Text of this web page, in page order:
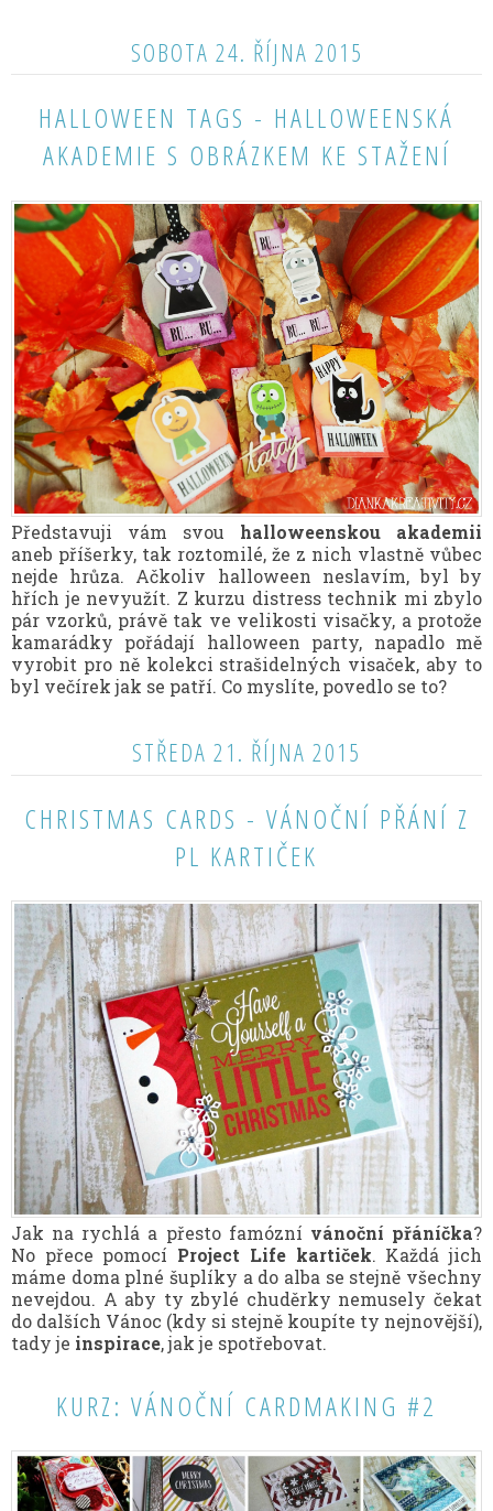
SOBOTA 24. ŘÍJNA 2015
HALLOWEEN TAGS - HALLOWEENSKÁ
AKADEMIE S OBRÁZKEM KE STAŽENÍ
Představuji vám svou halloweenskou akademii
aneb příšerky, tak roztomilé, že z nich vlastně vůbec
nejde hrůza. Ačkoliv halloween neslavím, byl by
hřích je nevyužít. Z kurzu distress technik mi zbylo
pár vzorků, právě tak ve velikosti visačky, a protože
kamarádky pořádají halloween party, napadlo mě
vyrobit pro ně kolekci strašidelných visaček, aby to
byl večírek jak se patří. Co myslíte, povedlo se to?
STŘEDA 21. ŘÍJNA 2015
CHRISTMAS CARDS - VÁNOČNÍ PŘÁNÍ Z
PL KARTIČEK
Jak na rychlá a přesto famózní vánoční přáníčka?
No přece pomocí Project Life kartiček. Každá jich
máme doma plné šuplíky a do alba se stejně všechny
nevejdou. A aby ty zbylé chuděrky nemusely čekat
do dalších Vánoc (kdy si stejně koupíte ty nejnovější),
tady je inspirace, jak je spotřebovat.
KURZ: VÁNOČNÍ CARDMAKING #2